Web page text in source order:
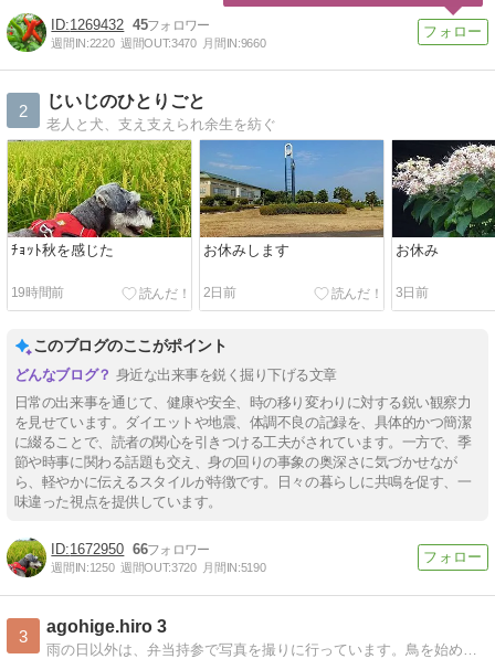
1269432 45
週間IN:2220 週間OUT:3470 月間IN:9660
2
じいじのひとりごと
老人と犬、支え支えられ余生を紡ぐ
ﾁｮｯﾄ秋を感じた
19時間前
お休みします
2日前
お休み
3日前
このブログのここがポイント
身近な出来事を鋭く掘り下げる文章
日常の出来事を通じて、健康や安全、時の移り変わりに対する鋭い観察力
を見せています。ダイエットや地震、体調不良の記録を、具体的かつ簡潔
に綴ることで、読者の関心を引きつける工夫がされています。一方で、季
節や時事に関わる話題も交え、身の回りの事象の奥深さに気づかせなが
ら、軽やかに伝えるスタイルが特徴です。日々の暮らしに共鳴を促す、一
味違った視点を提供しています。
1672950 66
週間IN:1250 週間OUT:3720 月間IN:5190
3
agohige.hiro 3